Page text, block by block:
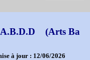
A.B.D.D (Arts Ba
à jour : 12/06/2026